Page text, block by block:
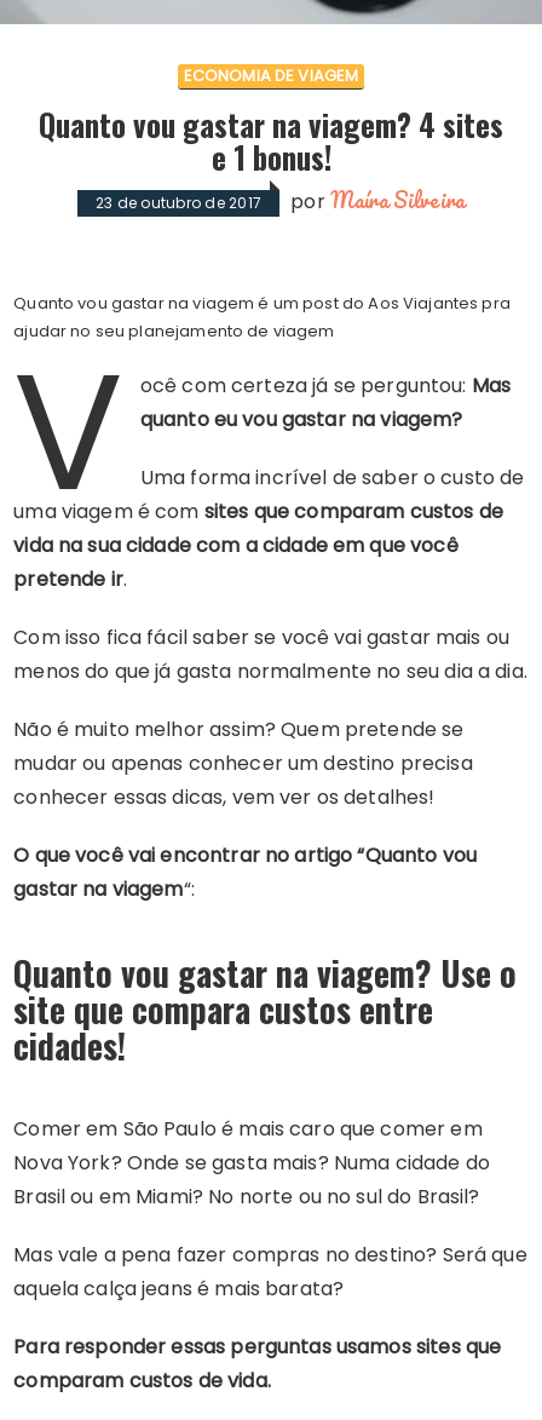
23 de outubro de 2017 porMaíra Silveira
ECONOMIA DE VIAGEM
Quanto vou gastar na viagem? 4 sites
e 1 bonus!
Quanto vou gastar na viagem é um post do Aos Viajantes pra
ajudar no seu planejamento de viagem
V ocê com certeza já se perguntou: Mas
quanto eu vou gastar na viagem?
Uma forma incrível de saber o custo de
uma viagem é com sites que comparam custos de
vida na sua cidade com a cidade em que você
pretende ir.
Com isso fica fácil saber se você vai gastar mais ou
menos do que já gasta normalmente no seu dia a dia.
Não é muito melhor assim? Quem pretende se
mudar ou apenas conhecer um destino precisa
conhecer essas dicas, vem ver os detalhes!
O que você vai encontrar no artigo “Quanto vou
gastar na viagem“:
Quanto vou gastar na viagem? Use o
site que compara custos entre
cidades!
Comer em São Paulo é mais caro que comer em
Nova York? Onde se gasta mais? Numa cidade do
Brasil ou em Miami? No norte ou no sul do Brasil?
Mas vale a pena fazer compras no destino? Será que
aquela calça jeans é mais barata?
Para responder essas perguntas usamos sites que
comparam custos de vida.